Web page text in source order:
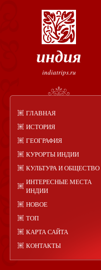
индия
indiatrips.ru
ГЛАВНАЯ
ИСТОРИЯ
ГЕОГРАФИЯ
КУРОРТЫ ИНДИИ
КУЛЬТУРА И ОБЩЕСТВО
ИНТЕРЕСНЫЕ МЕСТА
ИНДИИ
НОВОЕ
ТОП
КАРТА САЙТА
КОНТАКТЫ